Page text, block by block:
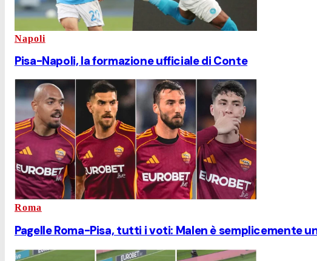
Napoli
Pisa-Napoli, la formazione ufficiale di Conte
Roma
Pagelle Roma-Pisa, tutti i voti: Malen è semplicemente